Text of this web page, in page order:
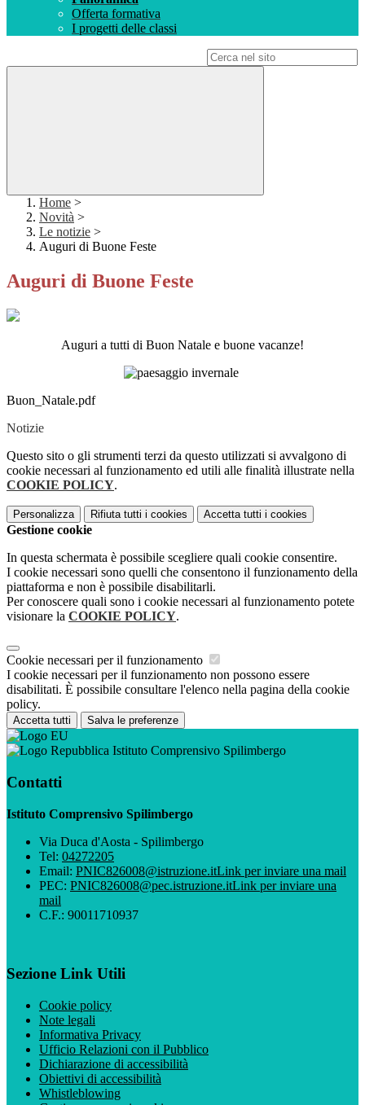
Offerta formativa
I progetti delle classi
Home >
Novità >
Le notizie >
Auguri di Buone Feste
Auguri di Buone Feste
Auguri a tutti di Buon Natale e buone vacanze!
Buon_Natale.pdf
Notizie
Questo sito o gli strumenti terzi da questo utilizzati si avvalgono di
cookie necessari al funzionamento ed utili alle finalità illustrate nella
COOKIE POLICY.
Personalizza Rifiuta tutti i cookies Accetta tutti i cookies
Gestione cookie
In questa schermata è possibile scegliere quali cookie consentire.
I cookie necessari sono quelli che consentono il funzionamento della
piattaforma e non è possibile disabilitarli.
Per conoscere quali sono i cookie necessari al funzionamento potete
visionare la COOKIE POLICY.
Cookie necessari per il funzionamento
I cookie necessari per il funzionamento non possono essere
disabilitati. È possibile consultare l'elenco nella pagina della cookie
policy.
Accetta tutti Salva le preferenze
Istituto Comprensivo Spilimbergo
Contatti
Istituto Comprensivo Spilimbergo
Via Duca d'Aosta - Spilimbergo
Tel: 04272205
Email: PNIC826008@istruzione.itLink per inviare una mail
PEC: PNIC826008@pec.istruzione.itLink per inviare una
mail
C.F.: 90011710937
Sezione Link Utili
Cookie policy
Note legali
Informativa Privacy
Ufficio Relazioni con il Pubblico
Dichiarazione di accessibilità
Obiettivi di accessibilità
Whistleblowing